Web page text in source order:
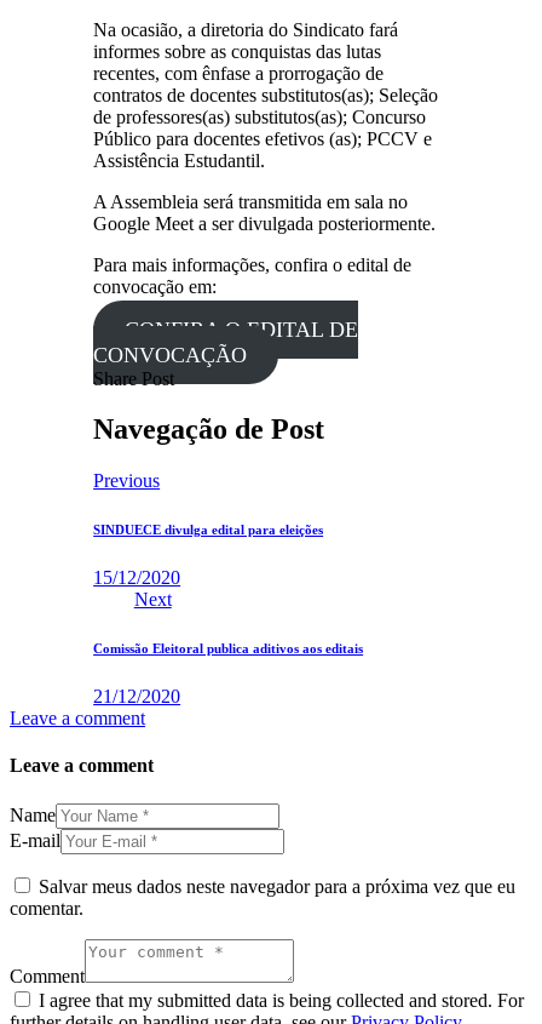
Na ocasião, a diretoria do Sindicato fará
informes sobre as conquistas das lutas
recentes, com ênfase a prorrogação de
contratos de docentes substitutos(as); Seleção
de professores(as) substitutos(as); Concurso
Público para docentes efetivos (as); PCCV e
Assistência Estudantil.
A Assembleia será transmitida em sala no
Google Meet a ser divulgada posteriormente.
Para mais informações, confira o edital de
convocação em:
CONFIRA O EDITAL DE
CONVOCAÇÃO
Share Post
Navegação de Post
Previous
SINDUECE divulga edital para eleições
15/12/2020
Next
Comissão Eleitoral publica aditivos aos editais
21/12/2020
Leave a comment
Leave a comment
Name
E-mail
Salvar meus dados neste navegador para a próxima vez que eu
comentar.
Comment
I agree that my submitted data is being collected and stored. For